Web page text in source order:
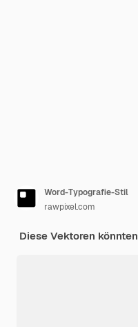
Word-Typografie-Stil
rawpixel.com
Diese Vektoren